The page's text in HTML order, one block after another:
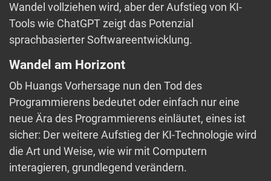
Wandel vollziehen wird, aber der Aufstieg von KI-
Tools wie ChatGPT zeigt das Potenzial
sprachbasierter Softwareentwicklung.
Wandel am Horizont
Ob Huangs Vorhersage nun den Tod des
Programmierens bedeutet oder einfach nur eine
neue Ära des Programmierens einläutet, eines ist
sicher: Der weitere Aufstieg der KI-Technologie wird
die Art und Weise, wie wir mit Computern
interagieren, grundlegend verändern.